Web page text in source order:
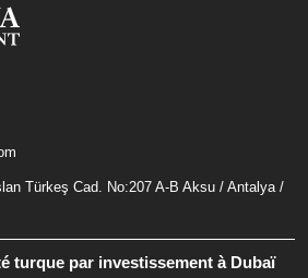
Türkeş Cad. No:207 A-B Aksu / Antalya /
turque par investissement à Dubaï